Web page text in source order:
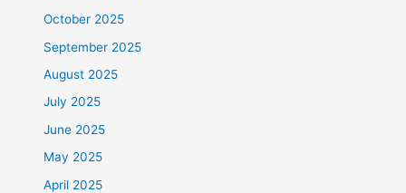
October 2025
September 2025
August 2025
July 2025
June 2025
May 2025
April 2025